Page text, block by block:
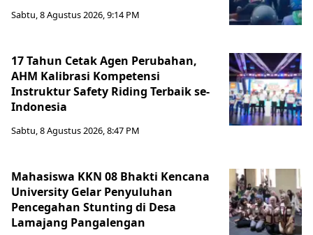
Sabtu, 8 Agustus 2026, 9:14 PM
17 Tahun Cetak Agen Perubahan,
AHM Kalibrasi Kompetensi
Instruktur Safety Riding Terbaik se-
Indonesia
Sabtu, 8 Agustus 2026, 8:47 PM
Mahasiswa KKN 08 Bhakti Kencana
University Gelar Penyuluhan
Pencegahan Stunting di Desa
Lamajang Pangalengan